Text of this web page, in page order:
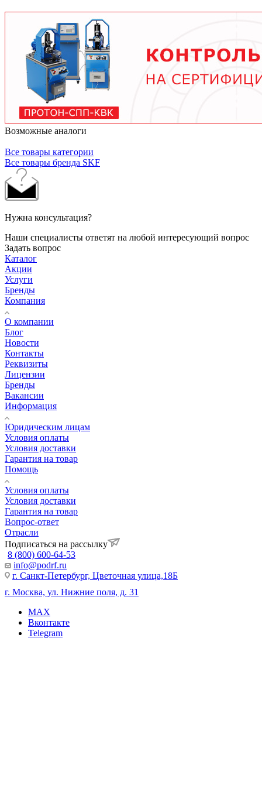
тяжелых условиях до 2 лет при нормальной
эксплуатации. Используйте только
рекомендованные производителем смазочные
материалы.
Возможные аналоги
Все товары категории
Все товары бренда SKF
Нужна консультация?
Наши специалисты ответят на любой интересующий вопрос
Задать вопрос
Каталог
Акции
Услуги
Бренды
Компания
О компании
Блог
Новости
Контакты
Реквизиты
Лицензии
Бренды
Вакансии
Информация
Юридическим лицам
Условия оплаты
Условия доставки
Гарантия на товар
Помощь
Условия оплаты
Условия доставки
Гарантия на товар
Вопрос-ответ
Отрасли
Подписаться на рассылку
8 (800) 600-64-53
info@podrf.ru
г. Санкт-Петербург, Цветочная улица,18Б
г. Москва, ул. Нижние поля, д. 31
MAX
Вконтакте
Telegram